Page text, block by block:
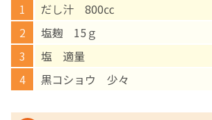
だし汁 800㏄
塩麹 15ｇ
塩 適量
黒コショウ 少々